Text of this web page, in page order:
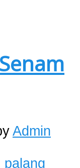
Admin